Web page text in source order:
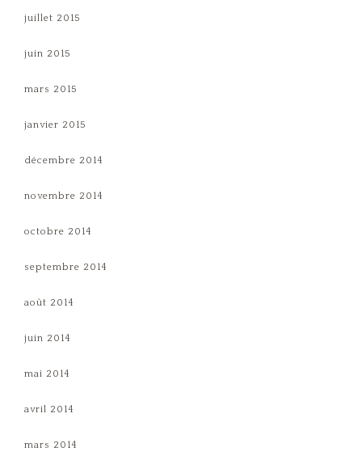
juillet 2015
juin 2015
mars 2015
janvier 2015
décembre 2014
novembre 2014
octobre 2014
septembre 2014
août 2014
juin 2014
mai 2014
avril 2014
mars 2014